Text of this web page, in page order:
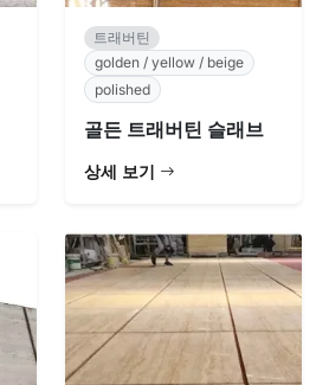
트래버틴
golden / yellow / beige
polished
골든 트래버틴 슬래브
상세 보기